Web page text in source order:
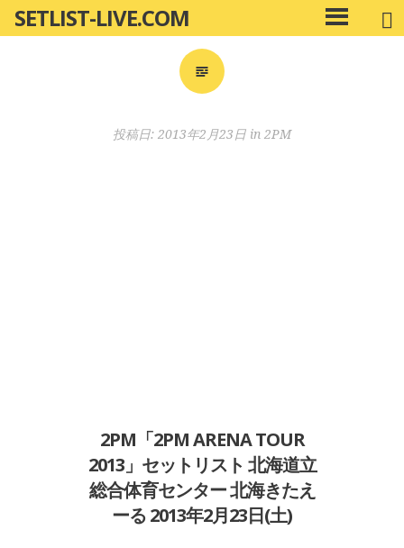
ン
SETLIST-LIVE.COM
メ
イ
投稿日: 2013年2月23日 in 2PM
2PM「2PM ARENA TOUR
2013」セットリスト 北海道立
総合体育センター 北海きたえ
ーる 2013年2月23日(土)